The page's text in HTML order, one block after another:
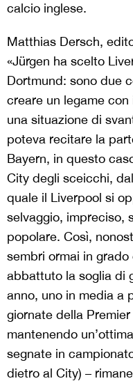
calcio inglese.
Matthias Dersch,
«Jürgen ha scelto
Dortmund: sono due
creare un legame
una situazione di
poteva recitare la
Bayern, in questo
City degli sceicchi,
quale il Liverpool si
selvaggio, impreciso,
popolare. Così,
sembri ormai in
abbattuto la soglia di
anno, uno in media a
giornate della
mantenendo
segnate in
dietro al City) –